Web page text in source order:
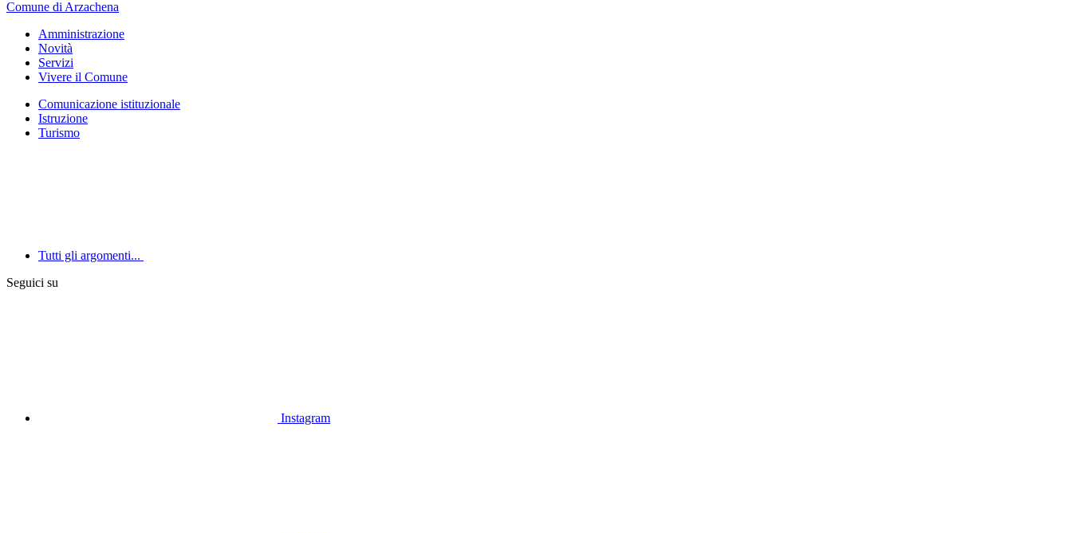
Comune di Arzachena
Amministrazione
Novità
Servizi
Vivere il Comune
Comunicazione istituzionale
Istruzione
Turismo
Tutti gli argomenti...
Seguici su
Instagram